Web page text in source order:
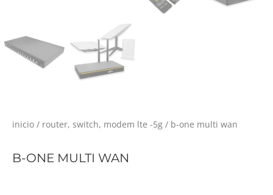
inicio / router, switch, modem lte -5g / b-one multi wan
B-ONE MULTI WAN